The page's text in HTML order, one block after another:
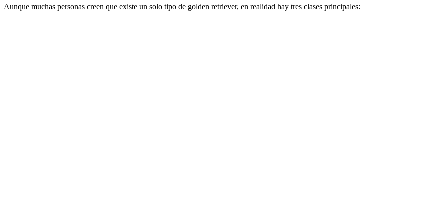
Aunque muchas personas creen que existe un solo tipo de golden retriever, en realidad hay tres clases principales: